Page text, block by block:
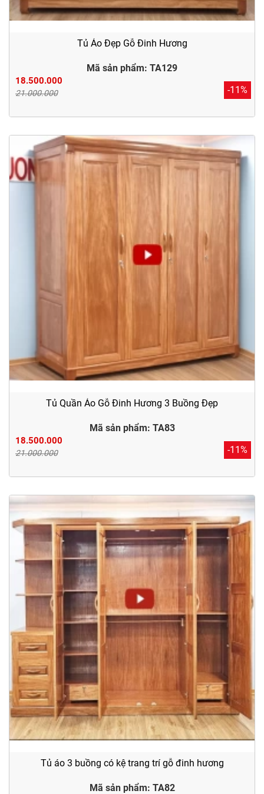
Tủ Áo Đẹp Gỗ Đinh Hương
Mã sản phẩm: TA129
18.500.000
21.000.000 -11%
Tủ Quần Áo Gỗ Đinh Hương 3 Buồng Đẹp
Mã sản phẩm: TA83
18.500.000
21.000.000 -11%
Tủ áo 3 buồng có kệ trang trí gỗ đinh hương
Mã sản phẩm: TA82